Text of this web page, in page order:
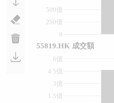
0
250億
500億
1.5億
3億
4.5億
6億
55819.HK 成交額